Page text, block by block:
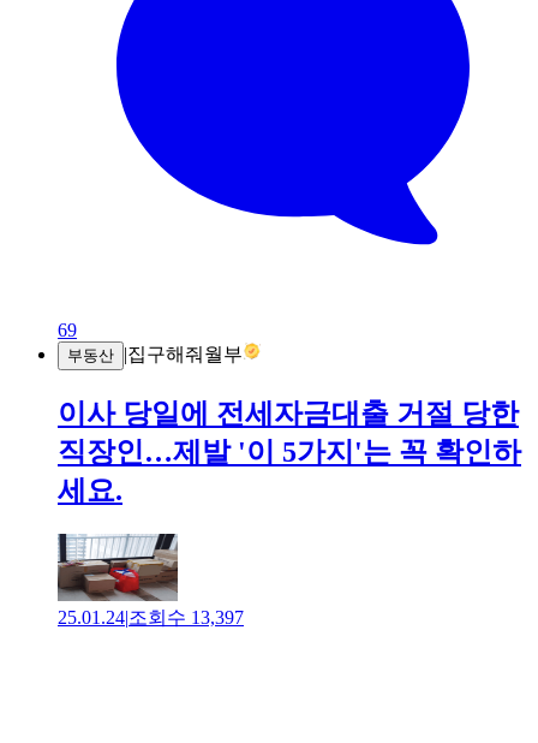
69
부동산 |집구해줘월부
이사 당일에 전세자금대출 거절 당한
직장인…제발 '이 5가지'는 꼭 확인하
세요.
25.01.24|조회수 13,397